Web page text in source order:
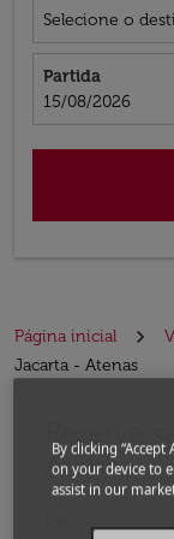
Selecione o
Partida
fc-booking-
15/08/2026
Página inicial
Jacarta - Atenas
Reserve
Atenas
By clicking
on your device to
assist in our